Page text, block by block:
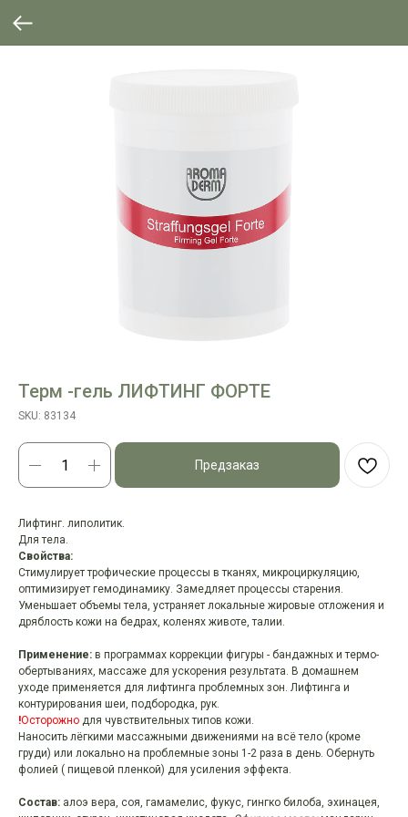
Терм -гель ЛИФТИНГ ФОРТЕ
SKU: 83134
Предзаказ
Лифтинг. липолитик.
Для тела.
Свойства:
Стимулирует трофические процессы в тканях, микроциркуляцию,
оптимизирует гемодинамику. Замедляет процессы старения.
Уменьшает объемы тела, устраняет локальные жировые отложения и
дряблость кожи на бедрах, коленях животе, талии.
Применение: в программах коррекции фигуры - бандажных и термо-
обертываниях, массаже для ускорения результата. В домашнем
уходе применяется для лифтинга проблемных зон. Лифтинга и
контурирования шеи, подбородка, рук.
!Осторожно для чувствительных типов кожи.
Наносить лёгкими массажными движениями на всё тело (кроме
груди) или локально на проблемные зоны 1-2 раза в день. Обернуть
фолией ( пищевой пленкой) для усиления эффекта.
Состав: алоэ вера, соя, гамамелис, фукус, гингко билоба, эхинацея,